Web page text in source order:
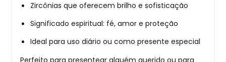
Zircônias que oferecem brilho e sofisticação
Significado espiritual: fé, amor e proteção
Ideal para uso diário ou como presente especial